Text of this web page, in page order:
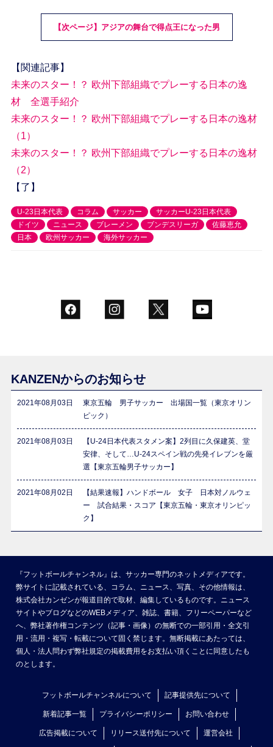
【次ページ】アジアの舞台で得点王になった男
【関連記事】
未来のスター！？ 欧州下部組織でプレーする日本の逸
材 全選手紹介
未来のスター！？ 欧州下部組織でプレーする日本の逸材
（1）
未来のスター！？ 欧州下部組織でプレーする日本の逸材
（2）
【了】
U-23日本代表 コラム サッカー
サッカーU-23日本代表
ドイツ
ニュース ブレーメン ブンデスリーガ
佐藤恵允
日本
欧州サッカー 海外サッカー
KANZENからのお知らせ
2021年08月03日
東京五輪 男子サッカー 出場国一覧（東京オリン
ピック）
2021年08月03日
【U-24日本代表スタメン案】2列目に久保建英、堂
安律、そして…U-24スペイン戦の先発イレブンを厳
選【東京五輪男子サッカー】
2021年08月02日
【結果速報】ハンドボール 女子 日本対ノルウェ
ー 試合結果・スコア【東京五輪・東京オリンピッ
ク】
『フットボールチャンネル』は、サッカー専門のネットメディアです。
弊サイトに記載されている、コラム、ニュース、写真、その他情報は、
株式会社カンゼンが報道目的で取材、編集しているものです。ニュース
サイトやブログなどのWEBメディア、雑誌、書籍、フリーペーパーなど
へ、弊社著作権コンテンツ（記事・画像）の無断での一部引用・全文引
用・流用・複写・転載について固く禁じます。無断掲載にあたっては、
個人・法人問わず弊社規定の掲載費用をお支払い頂くことに同意したも
のとします。
フットボールチャンネルについて 記事提供先について
新着記事一覧 プライバシーポリシー お問い合わせ
広告掲載について リリース送付先について 運営会社